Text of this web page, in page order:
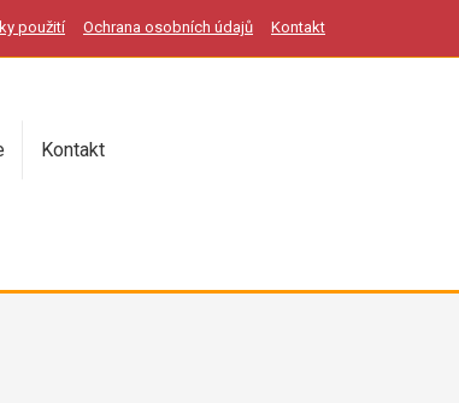
použití Ochrana osobních údajů Kontakt
Kontakt